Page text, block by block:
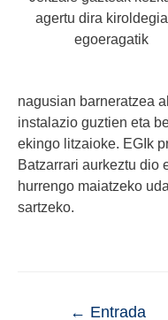
agertu dira
egoeragatik
nagusian barneratzea
instalazio guztien eta
ekingo litzaioke. EGIk
Batzarrari aurkeztu dio
hurrengo maiatzeko
sartzeko.
← Entrada